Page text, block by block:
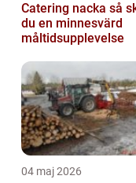
Catering nacka så skapar
du en minnesvärd
måltidsupplevelse
04 maj 2026